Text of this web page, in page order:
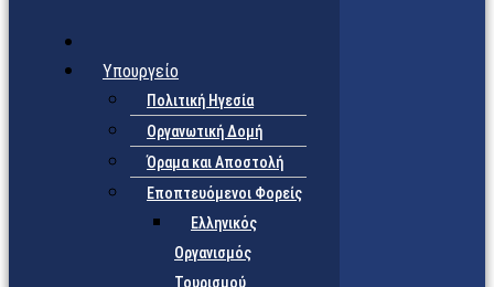
Υπουργείο
Πολιτική Ηγεσία
Οργανωτική Δομή
Όραμα και Αποστολή
Εποπτευόμενοι Φορείς
Eλληνικός
Οργανισμός
Τουρισμού